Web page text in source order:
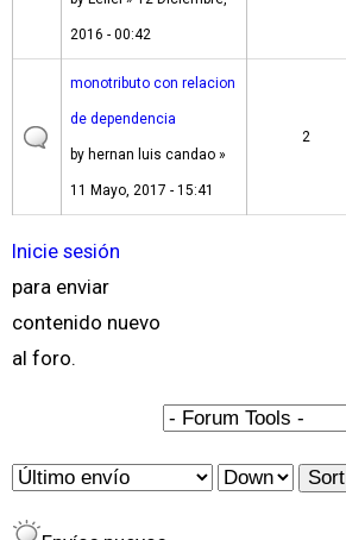
2016 - 00:42
monotributo con relacion
de dependencia
by hernan luis candao »
11 Mayo, 2017 - 15:41
2
Inicie sesión
para enviar
contenido nuevo
al foro.
P
á
g
s
O
S